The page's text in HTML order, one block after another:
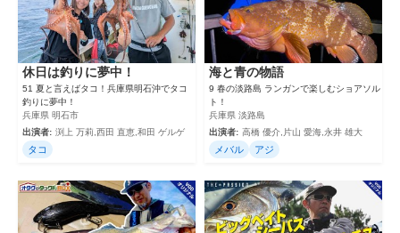
休日は釣りに夢中！
51 夏と言えばタコ！兵庫県明石沖でタコ
釣りに夢中！
兵庫県 明石市
出演者: 渕上 万莉,西田 直恵,和田 ゲルゲ
タコ
海と青の物語
9 春の淡路島 ランガンで楽しむショアソル
ト！
兵庫県 淡路島
出演者: 高橋 優介,片山 愛海,永井 雄大
メバル アジ